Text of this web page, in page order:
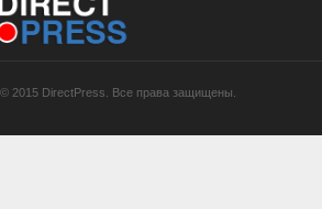
© 2015 DirectPress. Все права защищены.